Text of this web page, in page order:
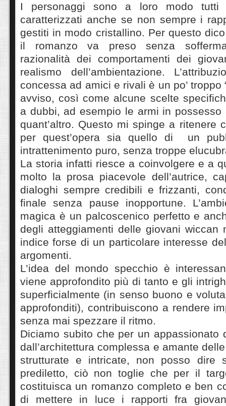
I personaggi sono a loro modo tutti
caratterizzati anche se non sempre i
gestiti in modo cristallino. Per questo
il romanzo va preso senza
razionalità dei comportamenti dei
realismo dell’ambientazione.
concessa ad amici e rivali è un po’ troppo
avviso, così come alcune scelte
a dubbi, ad esempio le armi in
quant’altro. Questo mi spinge a ritenere
per quest’opera sia quello di un
intrattenimento puro, senza troppe
La storia infatti riesce a coinvolgere e a
molto la prosa piacevole dell’autrice,
dialoghi sempre credibili e frizzanti,
finale senza pause inopportune.
magica è un palcoscenico perfetto e
degli atteggiamenti delle giovani wiccan
indice forse di un particolare interesse
argomenti.
L’idea del mondo specchio è
viene approfondito più di tanto e gli
superficialmente (in senso buono e
approfonditi), contribuiscono a rendere
senza mai spezzare il ritmo.
Diciamo subito che per un appassionato
dall’architettura complessa e amante
strutturate e intricate, non posso dire
prediletto, ciò non toglie che per il
costituisca un romanzo completo e ben
di mettere in luce i rapporti fra